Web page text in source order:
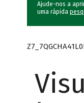
Ajude-nos a
uma rápida